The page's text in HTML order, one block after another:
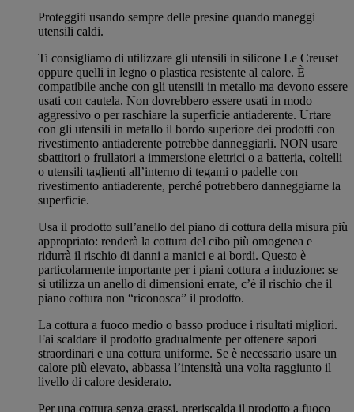
Proteggiti usando sempre delle presine quando maneggi
utensili caldi.
Ti consigliamo di utilizzare gli utensili in silicone Le Creuset
oppure quelli in legno o plastica resistente al calore. È
compatibile anche con gli utensili in metallo ma devono essere
usati con cautela. Non dovrebbero essere usati in modo
aggressivo o per raschiare la superficie antiaderente. Urtare
con gli utensili in metallo il bordo superiore dei prodotti con
rivestimento antiaderente potrebbe danneggiarli. NON usare
sbattitori o frullatori a immersione elettrici o a batteria, coltelli
o utensili taglienti all’interno di tegami o padelle con
rivestimento antiaderente, perché potrebbero danneggiarne la
superficie.
Usa il prodotto sull’anello del piano di cottura della misura più
appropriato: renderà la cottura del cibo più omogenea e
ridurrà il rischio di danni a manici e ai bordi. Questo è
particolarmente importante per i piani cottura a induzione: se
si utilizza un anello di dimensioni errate, c’è il rischio che il
piano cottura non “riconosca” il prodotto.
La cottura a fuoco medio o basso produce i risultati migliori.
Fai scaldare il prodotto gradualmente per ottenere sapori
straordinari e una cottura uniforme. Se è necessario usare un
calore più elevato, abbassa l’intensità una volta raggiunto il
livello di calore desiderato.
Per una cottura senza grassi, preriscalda il prodotto a fuoco